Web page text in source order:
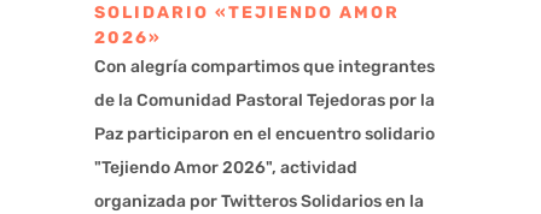
SOLIDARIO «TEJIENDO AMOR
2026»
Con alegría compartimos que integrantes
de la Comunidad Pastoral Tejedoras por la
Paz participaron en el encuentro solidario
"Tejiendo Amor 2026", actividad
organizada por Twitteros Solidarios en la